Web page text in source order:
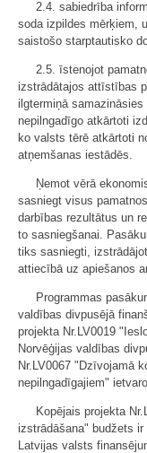
2.4. sabiedrība
soda izpildes mērķiem,
saistošo starptautisko
2.5. īstenojot
izstrādātajos attīstības
ilgtermiņā
nepilngadīgo atkārtoti
ko valsts tērē atkārtoti
atņemšanas iestādēs.
Ņemot vērā
sasniegt visus
darbības rezultātus un
to sasniegšanai.
tiks sasniegti,
attiecībā uz apiešanos
Programmas
valdības divpusējā
projekta Nr.LV0019
Norvēģijas valdības
Nr.LV0067 "Dzīvojamā
nepilngadīgajiem"
Kopējais projekta
izstrādāšana" budžets
Latvijas valsts